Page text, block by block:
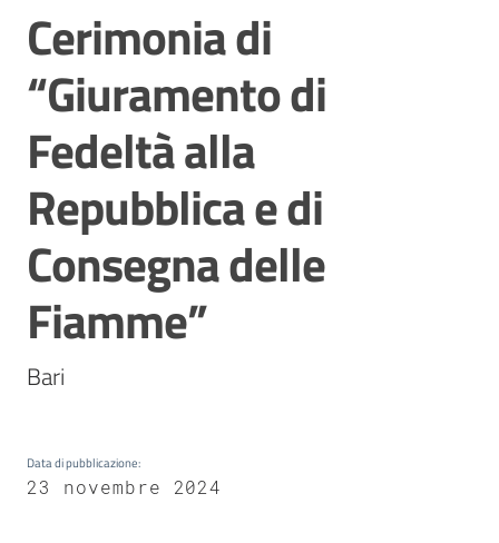
Comunicazione
e
media
Concorsi
Istituti
di
formazione
Contatti
Salta al contenuto
Cerimonia di
“Giuramento di
Fedeltà alla
Repubblica e di
Consegna delle
Fiamme”
Bari
Data di pubblicazione:
23 novembre 2024